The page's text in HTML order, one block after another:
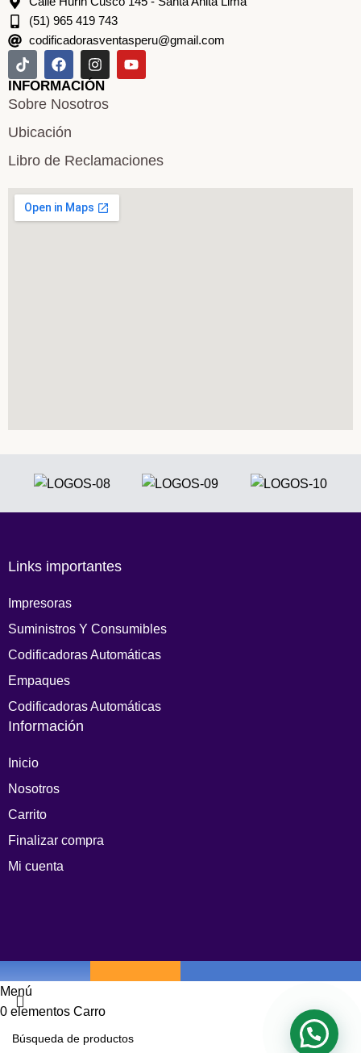
(51) 965 419 743
codificadorasventasperu@gmail.com
INFORMACIÓN
Sobre Nosotros
Ubicación
Libro de Reclamaciones
Links importantes
Impresoras
Suministros Y Consumibles
Codificadoras Automáticas
Empaques
Codificadoras Automáticas
Información
Inicio
Nosotros
Carrito
Finalizar compra
Mi cuenta
Menú
0 elementos Carro